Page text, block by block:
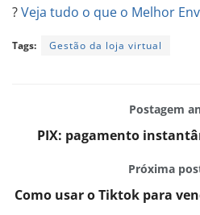
?Veja tudo o que o Melhor
Tags: Gestão da loja virtual
Postagem
PIX: pagamento
Próxima
Como usar o Tiktok para